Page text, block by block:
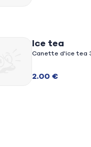
Ice tea
Canette d'ice tea
2.00 €